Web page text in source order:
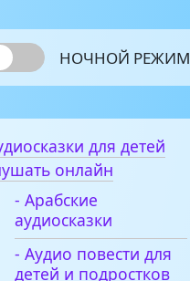
НОЧНОЙ РЕЖИМ
для детей
онлайн
- Арабские
аудиосказки
- Аудио повести для
детей и подростков